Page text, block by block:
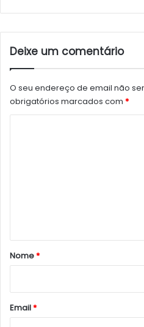
Deixe um comentário
O seu endereço de email não
obrigatórios marcados com *
r
*
Nome*
Email*